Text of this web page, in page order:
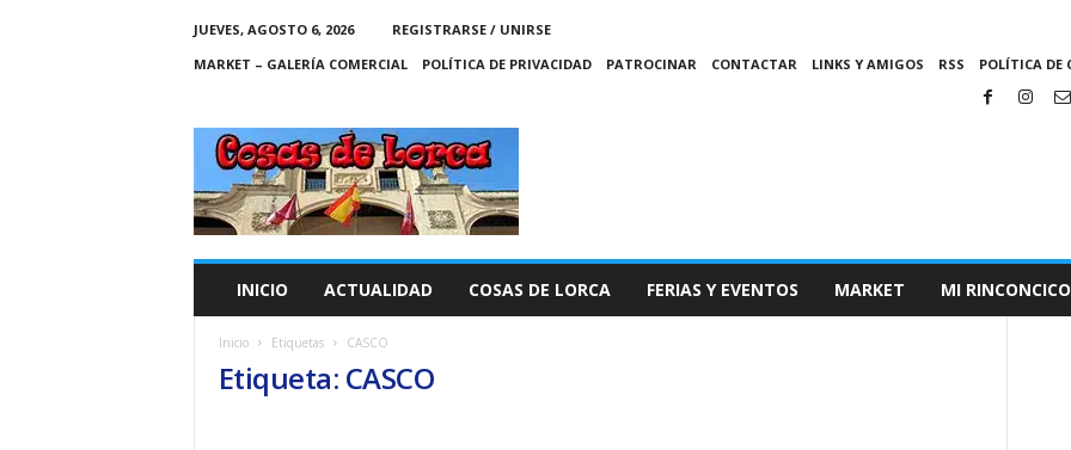
JUEVES, AGOSTO 6, 2026
REGISTRARSE / UNIRSE
MARKET – GALERÍA COMERCIAL
POLÍTICA DE PRIVACIDAD PATROCINAR CONTACTAR LINKS Y AMIGOS RSS POLÍTICA DE
C
A
S
INICIO ACTUALIDAD COSAS DE LORCA FERIAS Y EVENTOS MARKET MI RINCONCICO
Inicio Etiquetas CASCO
Etiqueta: CASCO